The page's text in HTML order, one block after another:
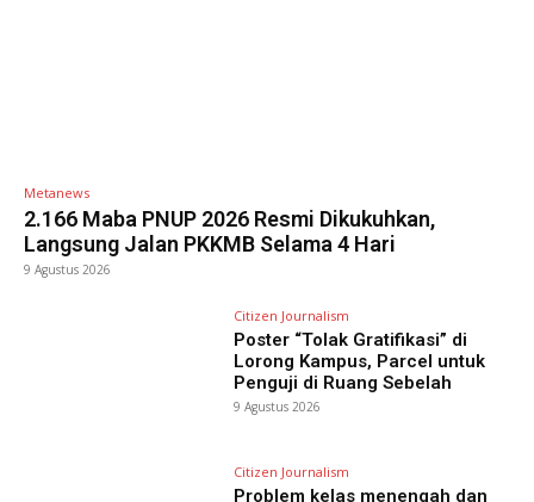
Metanews
2.166 Maba PNUP 2026 Resmi Dikukuhkan,
Langsung Jalan PKKMB Selama 4 Hari
9 Agustus 2026
Citizen Journalism
Poster “Tolak Gratifikasi” di
Lorong Kampus, Parcel untuk
Penguji di Ruang Sebelah
9 Agustus 2026
Citizen Journalism
Problem kelas menengah dan